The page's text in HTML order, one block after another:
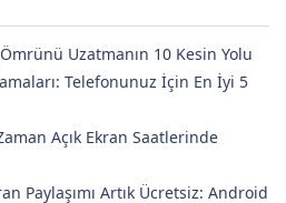
Uzatmanın 10 Kesin Yolu
Telefonunuz İçin En İyi 5
Açık Ekran Saatlerinde
Paylaşımı Artık Ücretsiz: Android